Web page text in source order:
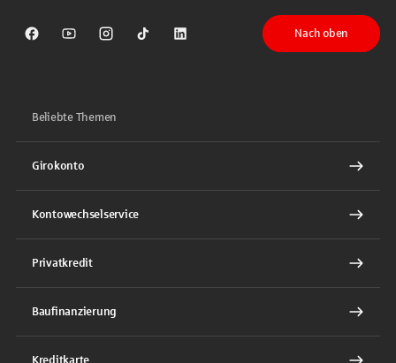
Sparkasse auf Facebook
Sparkasse auf Youtube
Sparkasse auf Instagram
Sparkasse auf TikTok
Sparkasse auf LinkedIn
Nach oben
Beliebte Themen
Girokonto
Kontowechselservice
Privatkredit
Baufinanzierung
Kreditkarte